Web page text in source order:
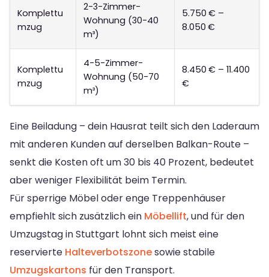
Komplettu
mzug
2-3-Zimmer-
Wohnung (30-40
m³)
5.750 € –
8.050 €
Komplettu
mzug
4-5-Zimmer-
Wohnung (50-70
m³)
8.450 € – 11.400
€
Eine Beiladung – dein Hausrat teilt sich den Laderaum
mit anderen Kunden auf derselben Balkan-Route –
senkt die Kosten oft um 30 bis 40 Prozent, bedeutet
aber weniger Flexibilität beim Termin.
Für sperrige Möbel oder enge Treppenhäuser
empfiehlt sich zusätzlich ein Möbellift, und für den
Umzugstag in Stuttgart lohnt sich meist eine
reservierte Halteverbotszonesowie stabile
Umzugskartons für den Transport.